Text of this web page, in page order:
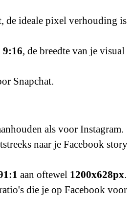
de ideale pixel verhouding is
9:16, de breedte van je visual
Snapchat.
als voor Instagram.
naar je Facebook story
aan oftewel 1200x628px.
die je op Facebook voor